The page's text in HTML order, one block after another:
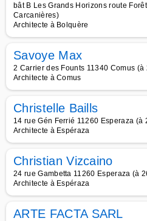
bât B Les Grands Horizons route
Carcanières)
Architecte à Bolquère
Savoye Max
2 Carrier des Founts 11340 Comus
Architecte à Comus
Christelle Baills
14 rue Gén Ferrié 11260 Esperaza (à
Architecte à Espéraza
Christian Vizcaino
24 rue Gambetta 11260 Esperaza (à
Architecte à Espéraza
ARTE FACTA SARL